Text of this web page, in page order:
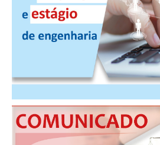
PUBLICAÇÕES
PUBLICIDADE
MANUAL DE REDAÇÃO
RELEASES
CONTATO
CADASTRO